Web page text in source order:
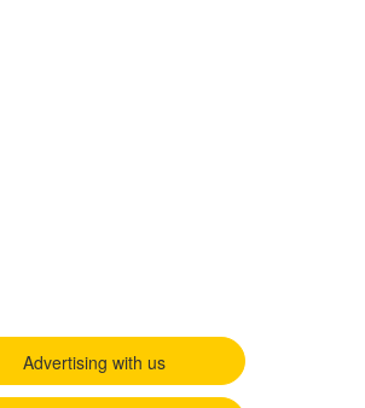
Advertising with us